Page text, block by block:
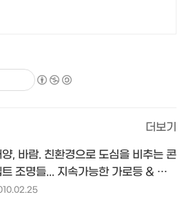
더보기
양, 바람. 친환경으로 도심을 비추는 콘
조명들... 지속가능한 가로등 & 터
라이트